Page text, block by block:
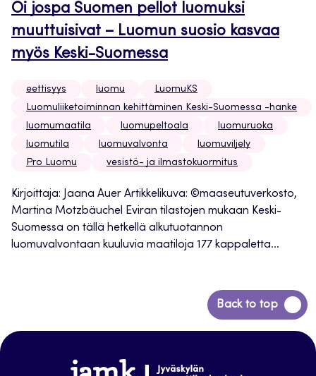
Oi jospa Suomen pellot luomuksi
muuttuisivat – Luomun suosio kasvaa
myös Keski-Suomessa
eettisyys luomu
LuomuKS
Luomuliiketoiminnan kehittäminen Keski-Suomessa -hanke
luomumaatila
luomupeltoala
luomuruoka
luomutila
luomuvalvonta
luomuviljely
Pro Luomu
vesistö- ja ilmastokuormitus
Kirjoittaja: Jaana Auer Artikkelikuva: ©maaseutuverkosto,
Martina Motzbäuchel Eviran tilastojen mukaan Keski-
Suomessa on tällä hetkellä alkutuotannon
luomuvalvontaan kuuluvia maatiloja 177 kappaletta...
Back to top
Siirry
takaisin
www.jamk.fi